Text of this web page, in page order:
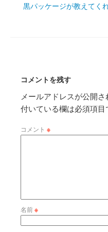
黒パッケージが教えてく
コメントを残す
メールアドレスが公開さ
付いている欄は必須項目
コメント ※
名前※